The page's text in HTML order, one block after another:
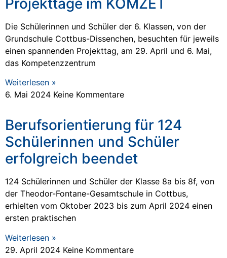
Die Schülerinnen und Schüler der 6. Klassen, von der
Grundschule Cottbus-Dissenchen, besuchten für jeweils
einen spannenden Projekttag, am 29. April und 6. Mai,
das Kompetenzzentrum
Weiterlesen »
6. Mai 2024 Keine Kommentare
Berufsorientierung für 124
Schülerinnen und Schüler
erfolgreich beendet
124 Schülerinnen und Schüler der Klasse 8a bis 8f, von
der Theodor-Fontane-Gesamtschule in Cottbus,
erhielten vom Oktober 2023 bis zum April 2024 einen
ersten praktischen
Weiterlesen »
29. April 2024 Keine Kommentare